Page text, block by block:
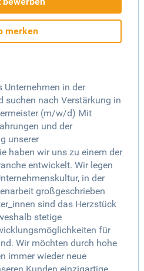
merken
Unternehmen in der
suchen nach Verstärkung in
(m/w/d) Mit
und der
unserer
haben wir uns zu einem der
entwickelt. Wir legen
in der
großgeschrieben
sind das Herzstück
stetige
für
Wir möchten durch hohe
immer wieder neue